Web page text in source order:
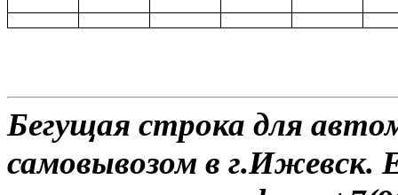
Бегущая строка для
самовывозом в г.Ижевск.